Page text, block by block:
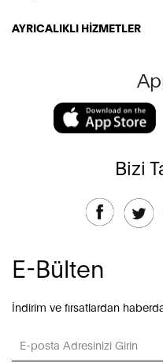
AYRICALIKLI HİZMETLER
Bizi
E-Bülten
İndirim ve fırsatlardan